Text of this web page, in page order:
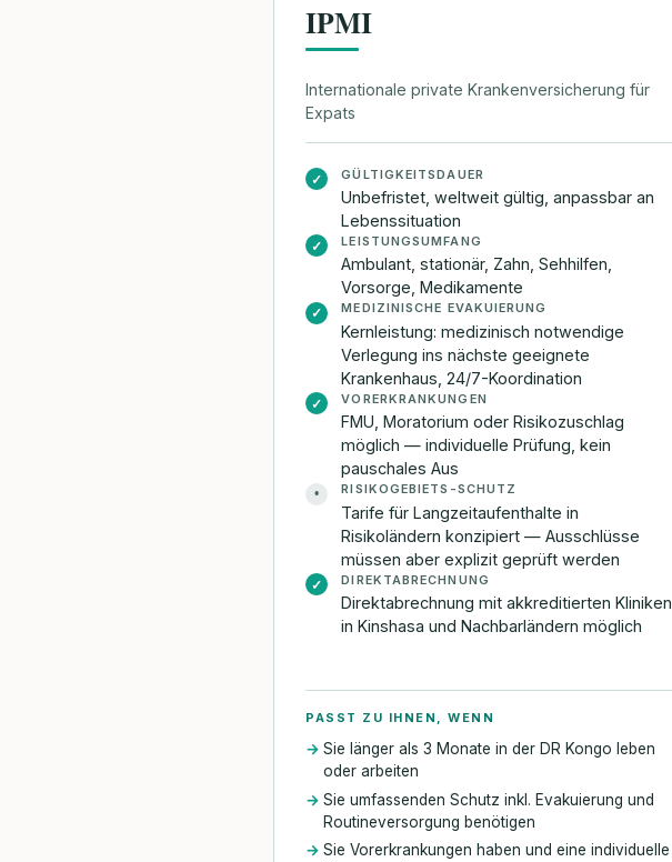
IPMI
Internationale private Krankenversicherung für
Expats
✓ GÜLTIGKEITSDAUER
Unbefristet, weltweit gültig, anpassbar an
Lebenssituation
✓ LEISTUNGSUMFANG
Ambulant, stationär, Zahn, Sehhilfen,
Vorsorge, Medikamente
✓ MEDIZINISCHE EVAKUIERUNG
Kernleistung: medizinisch notwendige
Verlegung ins nächste geeignete
Krankenhaus, 24/7-Koordination
✓ VORERKRANKUNGEN
FMU, Moratorium oder Risikozuschlag
möglich — individuelle Prüfung, kein
pauschales Aus
• RISIKOGEBIETS-SCHUTZ
Tarife für Langzeitaufenthalte in
Risikoländern konzipiert — Ausschlüsse
müssen aber explizit geprüft werden
✓ DIREKTABRECHNUNG
Direktabrechnung mit akkreditierten Kliniken
in Kinshasa und Nachbarländern möglich
PASST ZU IHNEN, WENN
Sie länger als 3 Monate in der DR Kongo leben
oder arbeiten
Sie umfassenden Schutz inkl. Evakuierung und
Routineversorgung benötigen
Sie Vorerkrankungen haben und eine individuelle